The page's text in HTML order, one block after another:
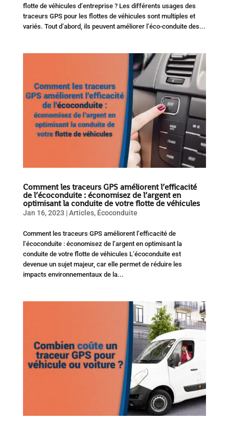
flotte de véhicules d’entreprise ? Les différents usages des
traceurs GPS pour les flottes de véhicules sont multiples et
variés. Tout d’abord, ils peuvent améliorer l’éco-conduite des...
Comment les traceurs GPS améliorent l’efficacité
de l’écoconduite : économisez de l’argent en
optimisant la conduite de votre flotte de véhicules
Jan 16, 2023 |Articles, Écoconduite
Comment les traceurs GPS améliorent l’efficacité de
l’écoconduite : économisez de l’argent en optimisant la
conduite de votre flotte de véhicules L’écoconduite est
devenue un sujet majeur, car elle permet de réduire les
impacts environnementaux de la...